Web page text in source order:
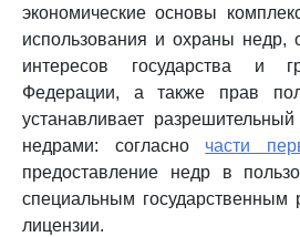
экономические основы
использования и охраны недр,
интересов государства и
Федерации, а также прав
устанавливает
недрами: согласно части
предоставление недр в
специальным
лицензии.